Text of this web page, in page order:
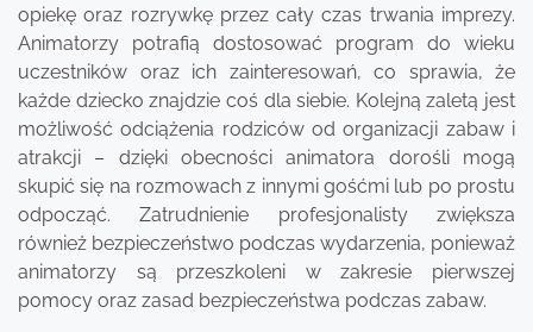
opiekę oraz rozrywkę przez cały czas trwania imprezy.
Animatorzy potrafią dostosować program do wieku
uczestników oraz ich zainteresowań, co sprawia, że
każde dziecko znajdzie coś dla siebie. Kolejną zaletą jest
możliwość odciążenia rodziców od organizacji zabaw i
atrakcji – dzięki obecności animatora dorośli mogą
skupić się na rozmowach z innymi gośćmi lub po prostu
odpocząć. Zatrudnienie profesjonalisty zwiększa
również bezpieczeństwo podczas wydarzenia, ponieważ
animatorzy są przeszkoleni w zakresie pierwszej
pomocy oraz zasad bezpieczeństwa podczas zabaw.